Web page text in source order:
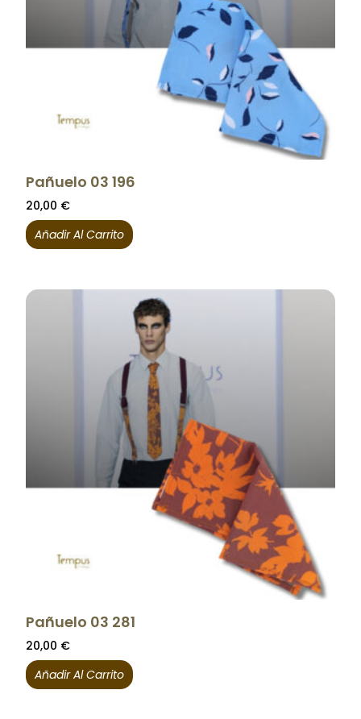
Pañuelo 03 196
20,00 €
Añadir Al Carrito
Pañuelo 03 281
20,00 €
Añadir Al Carrito